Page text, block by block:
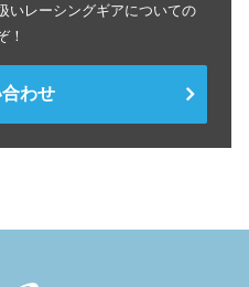
いレーシングギアについての
！
わせ